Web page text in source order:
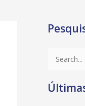
a